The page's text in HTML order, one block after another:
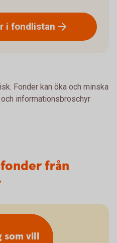
i fondlistan
Fonder kan öka och minska
informationsbroschyr
från
som vill